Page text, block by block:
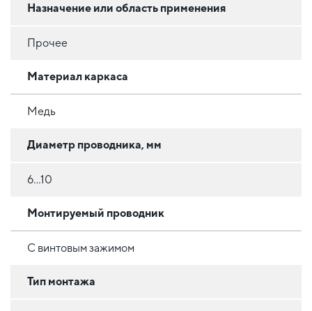
Назначение или область применения
Прочее
Материал каркаса
Медь
Диаметр проводника, мм
6...10
Монтируемый проводник
С винтовым зажимом
Тип монтажа